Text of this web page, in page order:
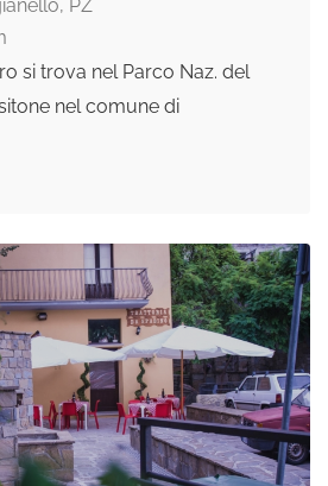
PZ
si trova nel Parco Naz. del
nel comune di